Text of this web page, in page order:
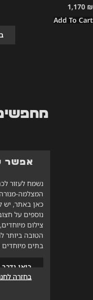
1,170 ₪
Add To Cart
אפשר
נשמח לעזור
המצלמה-
כאן באתר, יש
נוספים על
צילום
הטובה ביותר
בתים מיוחדים
בואו נדבר
בחזרה